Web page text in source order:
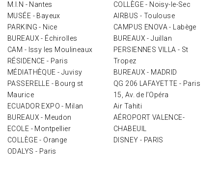
M.I.N - Nantes
MUSÉE - Bayeux
PARKING - Nice
BUREAUX - Échirolles
CAM - Issy les Moulineaux
RÉSIDENCE - Paris
MÉDIATHÈQUE - Juvisy
PASSERELLE - Bourg st
Maurice
ECUADOR EXPO - Milan
BUREAUX - Meudon
ECOLE - Montpellier
COLLÈGE - Orange
ODALYS - Paris
COLLÈGE - Noisy-le-Sec
AIRBUS - Toulouse
CAMPUS ENOVA - Labège
BUREAUX - Juillan
PERSIENNES VILLA - St
Tropez
BUREAUX - MADRID
QG 206 LAFAYETTE - Paris
15, Av. de l’Opéra
Air Tahiti
AÉROPORT VALENCE-
CHABEUIL
DISNEY - PARIS